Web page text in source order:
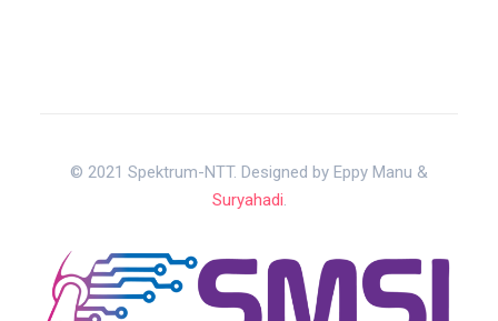
© 2021 Spektrum-NTT. Designed by Eppy Manu &
Suryahadi.